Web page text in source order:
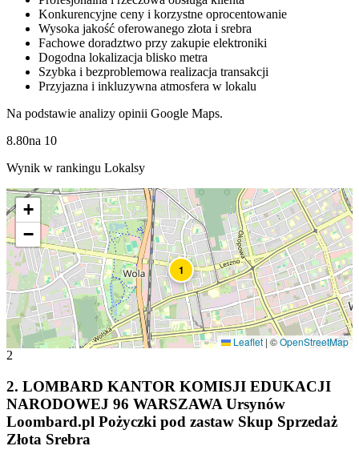
Konkurencyjne ceny i korzystne oprocentowanie
Wysoka jakość oferowanego złota i srebra
Fachowe doradztwo przy zakupie elektroniki
Dogodna lokalizacja blisko metra
Szybka i bezproblemowa realizacja transakcji
Przyjazna i inkluzywna atmosfera w lokalu
Na podstawie analizy opinii Google Maps.
8.80na 10
Wynik w rankingu Lokalsy
1
+
−
Leaflet | ©OpenStreetMap
2
2. LOMBARD KANTOR KOMISJI EDUKACJI
NARODOWEJ 96 WARSZAWA Ursynów
Loombard.pl Pożyczki pod zastaw Skup Sprzedaż
Złota Srebra